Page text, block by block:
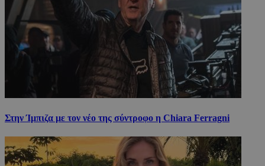
Στην Ίμπιζα με τον νέο της σύντροφο η Chiara Ferragni